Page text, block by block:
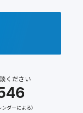
ください
ダーによる）